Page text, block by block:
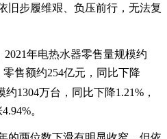
旧步履维艰、负压前行，无法复
年电热水器零售量规模约
零售额约254亿元，同比下降
约1304万台，同比下降1.21%，
。